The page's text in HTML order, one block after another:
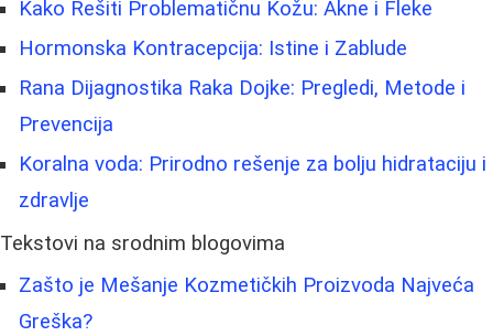
Kako Rešiti Problematičnu Kožu: Akne i Fleke
Hormonska Kontracepcija: Istine i Zablude
Rana Dijagnostika Raka Dojke: Pregledi, Metode i
Prevencija
Koralna voda: Prirodno rešenje za bolju hidrataciju i
zdravlje
Tekstovi na srodnim blogovima
Zašto je Mešanje Kozmetičkih Proizvoda Najveća
Greška?